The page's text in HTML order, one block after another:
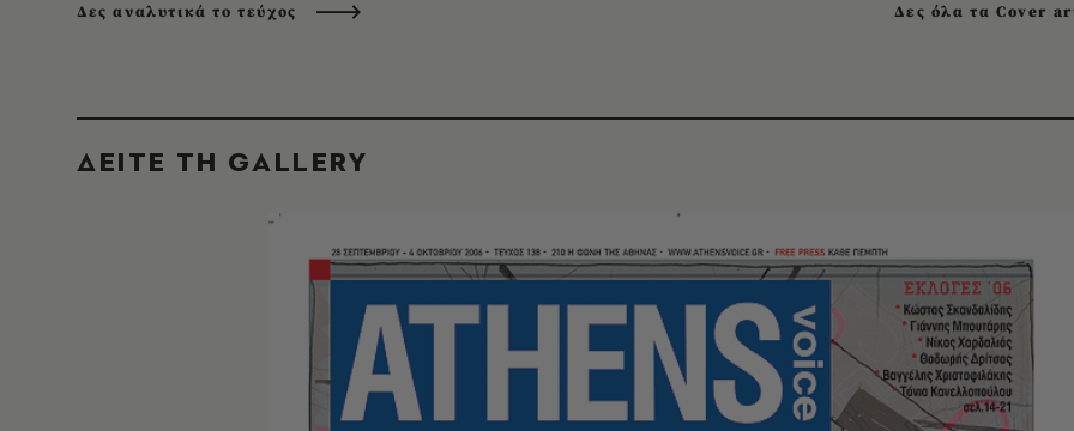
Δες αναλυτικά το τεύχος Δες όλα τα Cover
ΔΕΙΤΕ ΤΗ GALLERY